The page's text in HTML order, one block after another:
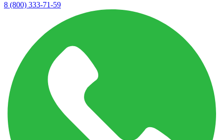
8 (800) 333-71-59